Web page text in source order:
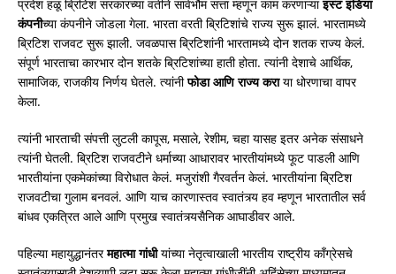
प्रदेश हळू ब्रिटिश सरकारच्या वतीने सार्वभौम सत्ता म्हणून काम करणाऱ्याइस्टइंडिया
कंपनीच्या कंपनीने जोडला गेला. भारता वरती ब्रिटिशांचे राज्य सुरू झालं. भारतामध्ये
ब्रिटिश राजवट सुरू झाली. जवळपास ब्रिटिशांनी भारतामध्ये दोन शतक राज्य केलं.
संपूर्ण भारताचा कारभार दोन शतके ब्रिटिशांच्या हाती होता. त्यांनी देशाचे आर्थिक,
सामाजिक, राजकीय निर्णय घेतले. त्यांनीफोडाआणि राज्य कराया धोरणाचा वापर
केला.
त्यांनी भारताची संपत्ती लुटली कापूस, मसाले, रेशीम, चहा यासह इतर अनेक संसाधने
त्यांनी घेतली. ब्रिटिश राजवटीने धर्माच्या आधारावर भारतीयांमध्ये फूट पाडली आणि
भारतीयांना एकमेकांच्या विरोधात केलं. मजुरांशी गैरवर्तन केलं. भारतीयांना ब्रिटिश
राजवटीचा गुलाम बनवलं. आणि याच कारणास्तव स्वातंत्र्य हव म्हणून भारतातील सर्व
बांधव एकत्रित आले आणि प्रमुख स्वातंत्र्यसैनिक आघाडीवर आले.
पहिल्या महायुद्धानंतरमहात्मागांधीयांच्या नेतृत्वाखाली भारतीय राष्ट्रीय काँग्रेसचे